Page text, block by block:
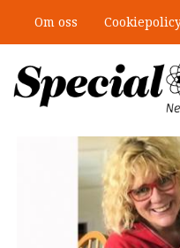
huvudinnehåll
Om oss
”Jobbet
stödet